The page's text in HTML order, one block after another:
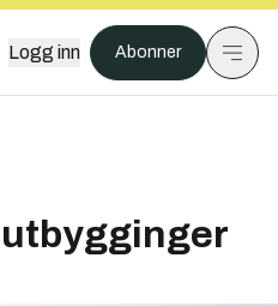
Logg inn Abonner